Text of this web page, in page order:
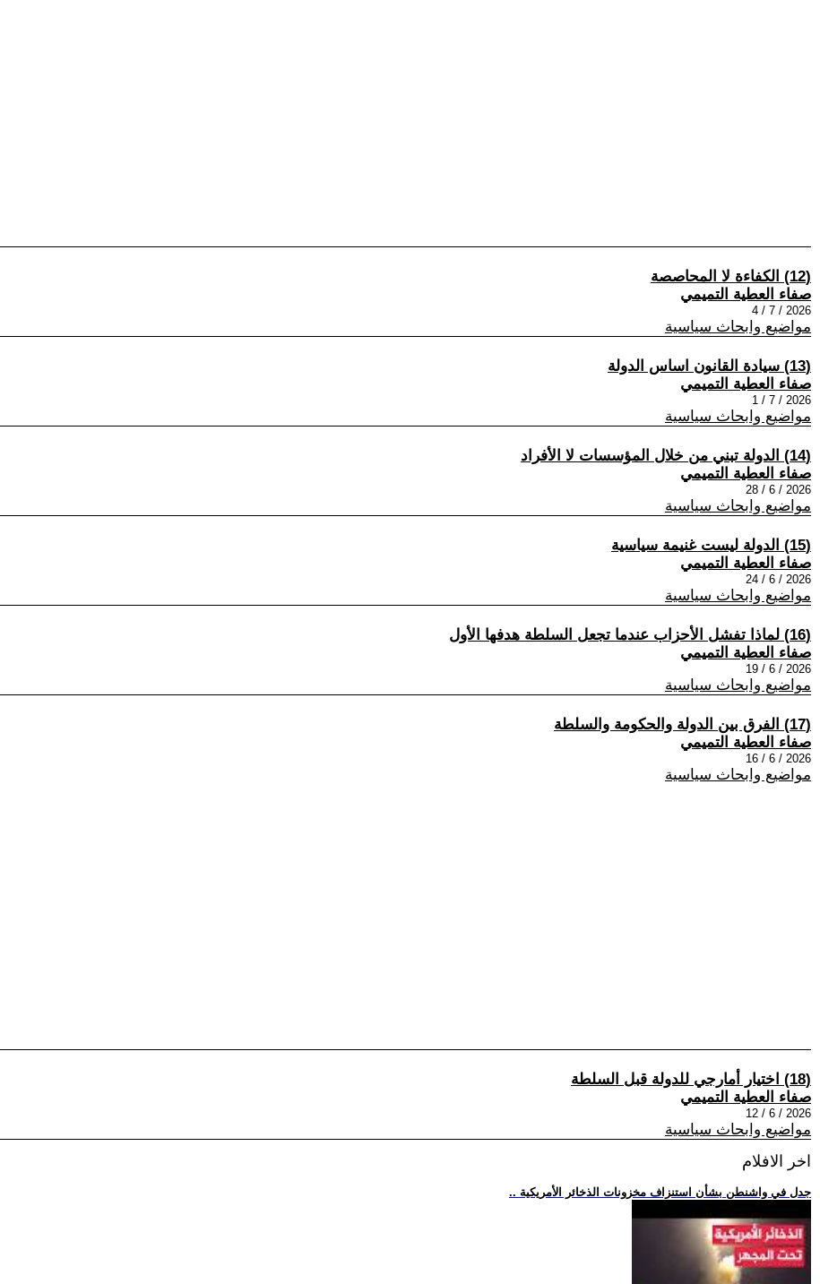
(12) الكفاءة لا المحاصصة
صفاء العطية التميمي
2026 / 7 / 4
مواضيع وابحاث سياسية
(13) سيادة القانون اساس الدولة
صفاء العطية التميمي
2026 / 7 / 1
مواضيع وابحاث سياسية
(14) الدولة تبني من خلال المؤسسات لا الأفراد
صفاء العطية التميمي
2026 / 6 / 28
مواضيع وابحاث سياسية
(15) الدولة ليست غنيمة سياسية
صفاء العطية التميمي
2026 / 6 / 24
مواضيع وابحاث سياسية
(16) لماذا تفشل الأحزاب عندما تجعل السلطة هدفها الأول
صفاء العطية التميمي
2026 / 6 / 19
مواضيع وابحاث سياسية
(17) الفرق بين الدولة والحكومة والسلطة
صفاء العطية التميمي
2026 / 6 / 16
مواضيع وابحاث سياسية
(18) اختيار أمارجي للدولة قبل السلطة
صفاء العطية التميمي
2026 / 6 / 12
مواضيع وابحاث سياسية
اخر الافلام
.. جدل في واشنطن بشأن استنزاف مخزونات الذخائر الأمريكية